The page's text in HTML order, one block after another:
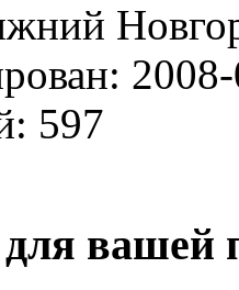
597
для вашей